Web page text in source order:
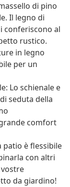
di pino
Il legno di
conferiscono al
rustico.
in legno
per un
Lo schienale e
seduta della
comfort
patio è flessibile
con altri
da giardino!